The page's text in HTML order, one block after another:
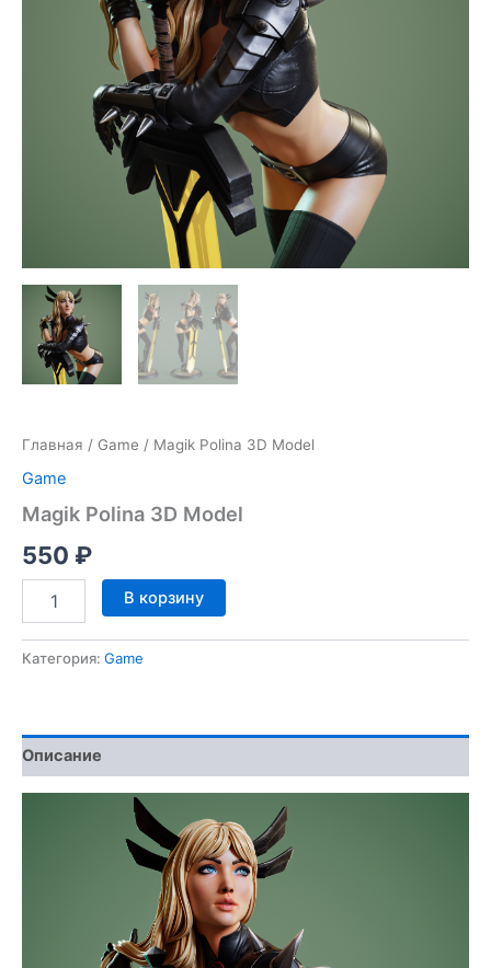
Главная / Game / Magik Polina 3D Model
Game
Magik Polina 3D Model
550 ₽
Количество
товара
Polina
В корзину
Категория: Game
Описание